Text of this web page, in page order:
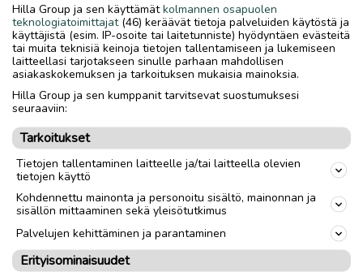
Toimitus Nouto
Vanteet / renkaat
Vanteet ja renkaat
Tuumakoko
17"
Kappalemäärä
Vanteiden materiaali
Pulttijako
5/108
Keskireikä
Muu
ET
Muu
Vanteen merkki
Hilla Group ja sen käyttämätkolmannen osapuolen
teknologiatoimittajat(46) keräävät tietoja palveluiden käytöstä ja
käyttäjistä (esim. IP-osoite tai laitetunniste) hyödyntäen evästeitä
tai muita teknisiä keinoja tietojen tallentamiseen ja lukemiseen
laitteellasi tarjotakseen sinulle parhaan mahdollisen
asiakaskokemuksen ja tarkoituksen mukaisia mainoksia.
Hilla Group ja sen kumppanit tarvitsevat suostumuksesi
seuraaviin:
Tarkoitukset
Tietojen tallentaminen laitteelle ja/tai laitteella olevien
tietojen käyttö
Kohdennettu mainonta ja personoitu sisältö, mainonnan ja
sisällön mittaaminen sekä yleisötutkimus
Palvelujen kehittäminen ja parantaminen
Erityisominaisuudet